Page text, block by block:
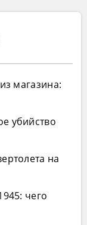
магазина:
убийство
на
чего